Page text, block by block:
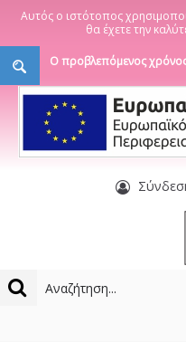
Αυτός ο ιστότοπος
θα έχετε την
Ο προβλεπόμενος